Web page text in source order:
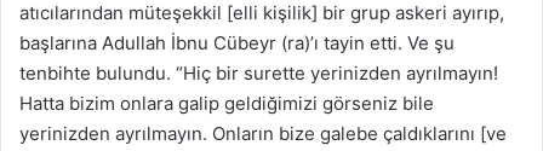
atıcılarından müteşekkil [elli kişilik] bir grup askeri ayırıp,
başlarına Adullah İbnu Cübeyr (ra)’ı tayin etti. Ve şu
tenbihte bulundu. “Hiç bir surette yerinizden ayrılmayın!
Hatta bizim onlara galip geldiğimizi görseniz bile
yerinizden ayrılmayın. Onların bize galebe çaldıklarını [ve